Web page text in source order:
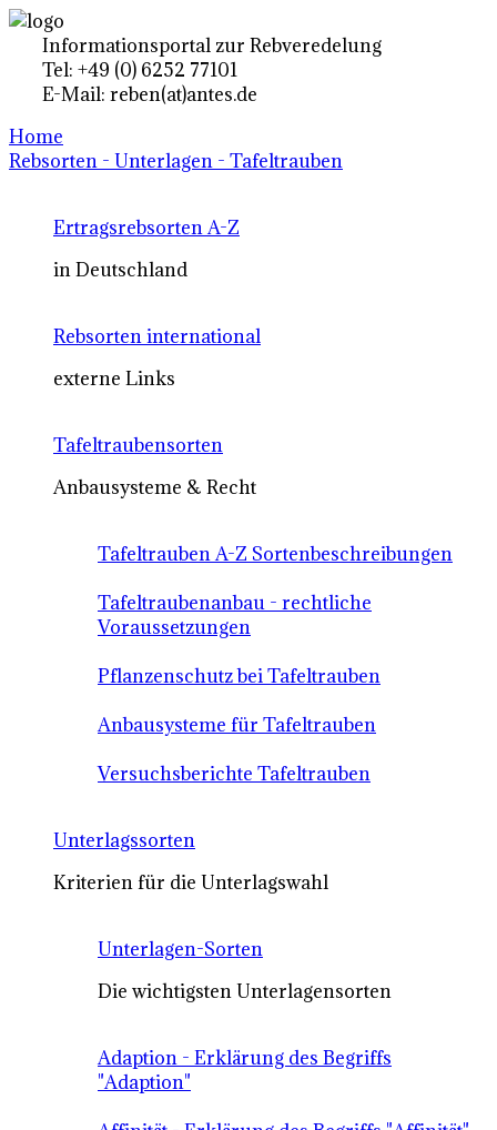
Informationsportal zur Rebveredelung
Tel: +49 (0) 6252 77101
E-Mail: reben(at)antes.de
Home
Rebsorten - Unterlagen - Tafeltrauben
Ertragsrebsorten A-Z
in Deutschland
Rebsorten international
externe Links
Tafeltraubensorten
Anbausysteme & Recht
Tafeltrauben A-Z Sortenbeschreibungen
Tafeltraubenanbau - rechtliche
Voraussetzungen
Pflanzenschutz bei Tafeltrauben
Anbausysteme für Tafeltrauben
Versuchsberichte Tafeltrauben
Unterlagssorten
Kriterien für die Unterlagswahl
Unterlagen-Sorten
Die wichtigsten Unterlagensorten
Adaption - Erklärung des Begriffs
"Adaption"